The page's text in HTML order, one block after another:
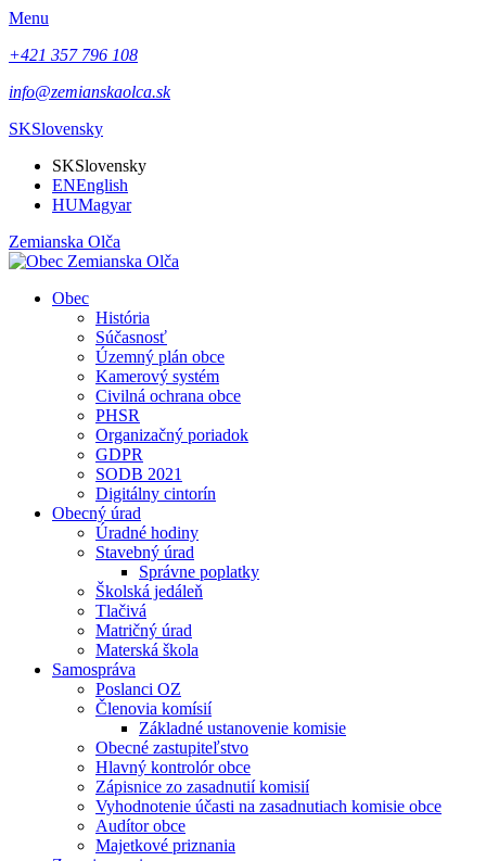
Menu
+421 357 796 108
info@zemianskaolca.sk
SKSlovensky
SKSlovensky
ENEnglish
HUMagyar
Zemianska Olča
Obec
História
Súčasnosť
Územný plán obce
Kamerový systém
Civilná ochrana obce
PHSR
Organizačný poriadok
GDPR
SODB 2021
Digitálny cintorín
Obecný úrad
Úradné hodiny
Stavebný úrad
Správne poplatky
Školská jedáleň
Tlačivá
Matričný úrad
Materská škola
Samospráva
Poslanci OZ
Členovia komísií
Základné ustanovenie komisie
Obecné zastupiteľstvo
Hlavný kontrolór obce
Zápisnice zo zasadnutií komisií
Vyhodnotenie účasti na zasadnutiach komisie obce
Audítor obce
Majetkové priznania